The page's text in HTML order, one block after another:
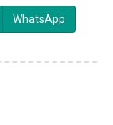
WhatsApp